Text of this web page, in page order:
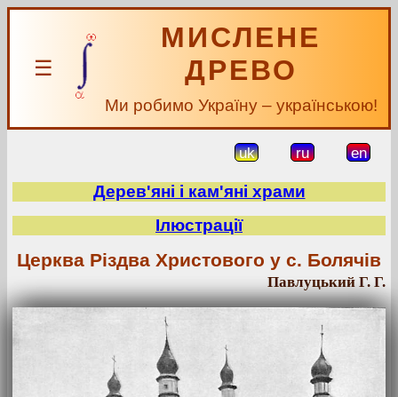
☰
МИСЛЕНЕ
ДРЕВО
Ми робимо Україну – українською!
uk ru en
Дерев'яні і кам'яні храми
Ілюстрації
Церква Різдва Христового у с. Болячів
Павлуцький Г. Г.